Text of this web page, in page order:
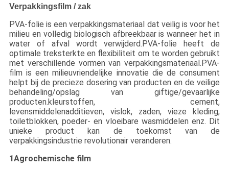
Verpakkingsfilm / zak
PVA-folie is een verpakkingsmateriaal dat veilig is voor het
milieu en volledig biologisch afbreekbaar is wanneer het in
water of afval wordt verwijderd.PVA-folie heeft de
optimale treksterkte en flexibiliteit om te worden gebruikt
met verschillende vormen van verpakkingsmateriaal.PVA-
film is een milieuvriendelijke innovatie die de consument
helpt bij de precieze dosering van producten en de veilige
behandeling/opslag van giftige/gevaarlijke
producten.kleurstoffen, cement,
levensmiddelenadditieven, vislok, zaden, vieze kleding,
toiletblokken, poeder- en vloeibare wasmiddelen enz. Dit
unieke product kan de toekomst van de
verpakkingsindustrie revolutionair veranderen.
1Agrochemische film